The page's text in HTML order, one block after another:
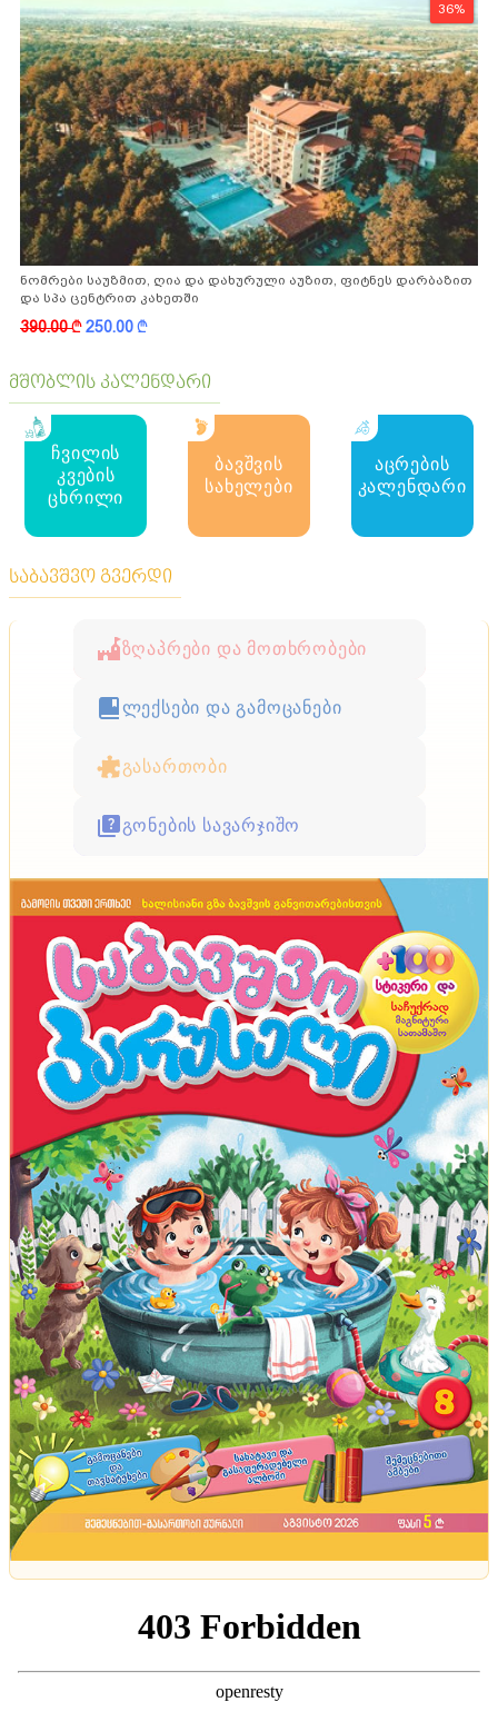
36%
ნომრები საუზმით, ღია და დახურული აუზით, ფიტნეს დარბაზით
და სპა ცენტრით კახეთში
390.00k250.00k
მშობლის კალენდარი
ჩვილის
კვების
ცხრილი
ბავშვის
სახელები
აცრების
კალენდარი
საბავშვო გვერდი
ზღაპრები და მოთხრობები
ლექსები და გამოცანები
გასართობი
გონების სავარჯიშო